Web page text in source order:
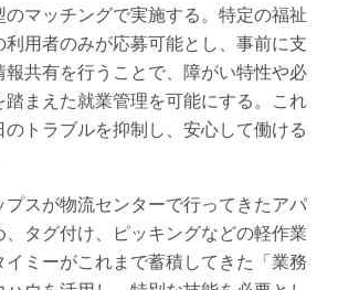
マッチングで実施する。特定の福祉
用者のみが応募可能とし、事前に支
共有を行うことで、障がい特性や必
まえた就業管理を可能にする。これ
トラブルを抑制し、安心して働ける
スが物流センターで行ってきたアパ
、タグ付け、ピッキングなどの軽作業
ミーがこれまで蓄積してきた「業務